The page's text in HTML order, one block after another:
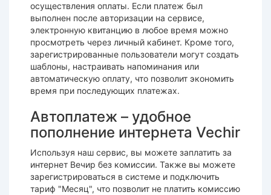
осуществления оплаты. Если платеж был
выполнен после авторизации на сервисе,
электронную квитанцию в любое время можно
просмотреть через личный кабинет. Кроме того,
зарегистрированные пользователи могут создать
шаблоны, настраивать напоминания или
автоматическую оплату, что позволит экономить
время при последующих платежах.
Автоплатеж – удобное
пополнение интернета Vechir
Используя наш сервис, вы можете заплатить за
интернет Вечир без комиссии. Также вы можете
зарегистрироваться в системе и подключить
тариф "Месяц", что позволит не платить комиссию